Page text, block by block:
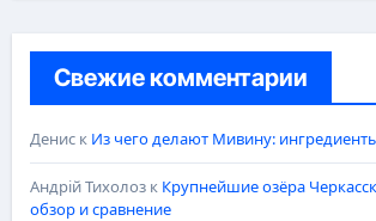
Свежие комментарии
Дениск Из чего делают Мивину:
Андрій Тихолозк Крупнейшие озёра
обзор и сравнение